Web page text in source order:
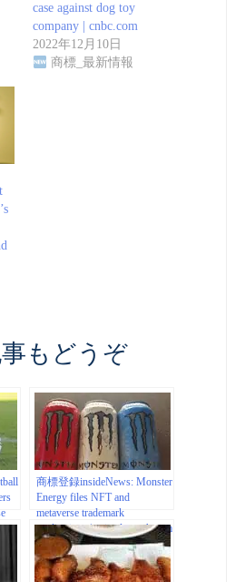
case against dog toy
company | cnbc.com
2022年12月10日
商標_最新情報
もどうぞ
商標登録insideNews: Monster
Energy files NFT and
metaverse trademark
applications | cointelegraph.com